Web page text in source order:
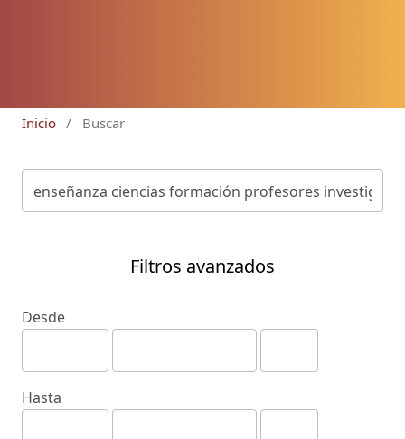
Inicio / Buscar
Filtros avanzados
Desde
Hasta